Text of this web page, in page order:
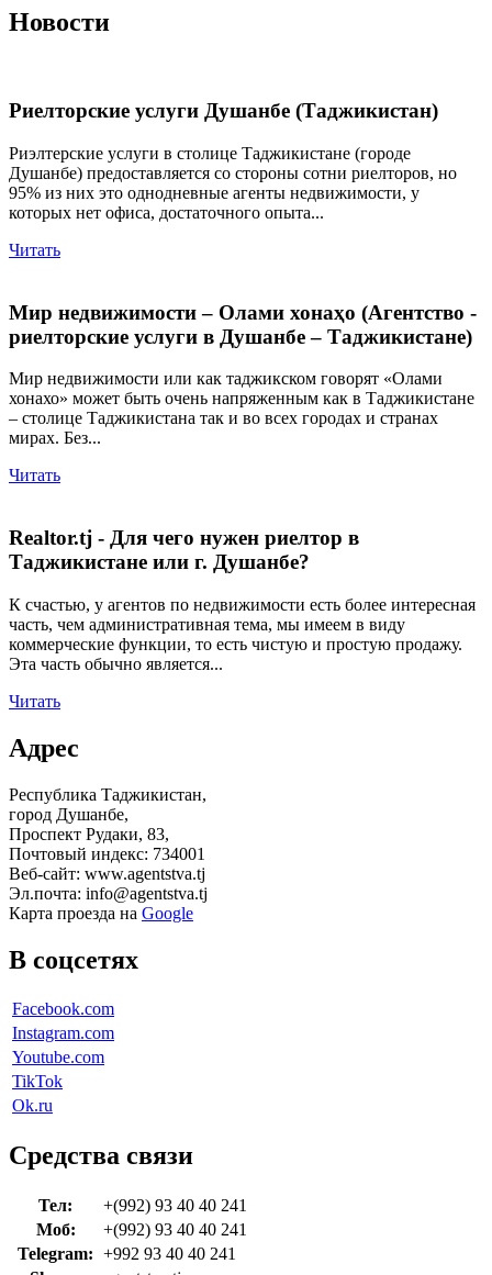
Новости
Риелторские услуги Душанбе (Таджикистан)
Риэлтерские услуги в столице Таджикистане (городе
Душанбе) предоставляется со стороны сотни риелторов, но
95% из них это однодневные агенты недвижимости, у
которых нет офиса, достаточного опыта...
Читать
Мир недвижимости – Олами хонаҳо (Агентство -
риелторские услуги в Душанбе – Таджикистане)
Мир недвижимости или как таджикском говорят «Олами
хонахо» может быть очень напряженным как в Таджикистане
– столице Таджикистана так и во всех городах и странах
мирах. Без...
Читать
Realtor.tj - Для чего нужен риелтор в
Таджикистане или г. Душанбе?
К счастью, у агентов по недвижимости есть более интересная
часть, чем административная тема, мы имеем в виду
коммерческие функции, то есть чистую и простую продажу.
Эта часть обычно является...
Читать
Адрес
Республика Таджикистан,
город Душанбе,
Проспект Рудаки, 83,
Почтовый индекс: 734001
Веб-сайт: www.agentstva.tj
Эл.почта: info@agentstva.tj
Карта проезда на Google
В соцсетях
Facebook.com
Instagram.com
Youtube.com
TikTok
Ok.ru
Средства связи
Тел:
+(992) 93 40 40 241
Моб:
+(992) 93 40 40 241
Telegram: +992 93 40 40 241